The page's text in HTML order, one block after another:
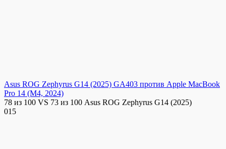
Asus ROG Zephyrus G14 (2025) GA403 против Apple MacBook
Pro 14 (M4, 2024)
78 из 100 VS 73 из 100 Asus ROG Zephyrus G14 (2025)
015